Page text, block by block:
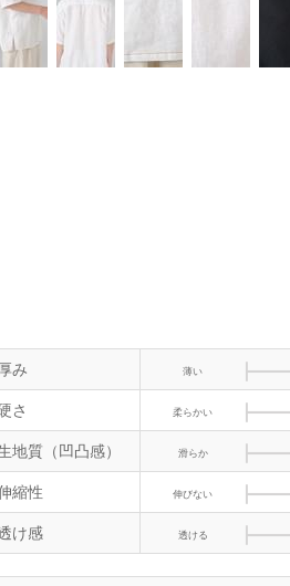
み 薄い
さ 柔らかい
地質（凹凸感） 滑らか
縮性 伸びない
け感 透ける